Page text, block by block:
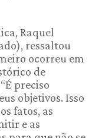
Raquel
ressaltou
ocorreu em
de
preciso
objetivos. Isso
fatos, as
e as